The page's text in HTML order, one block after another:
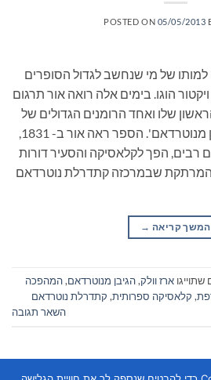
POSTED ON 05/05/2013
למותו של מי שנחשב לגדול הסופרים
הוגו. בימים אלה רואה אור תרגום
שלו ואחד הרומנים הגדולים של
רבים, הפך לקלאסיקה והסעיר דורות
המרתקת שבמרכזה קתדרלת נוטרדאם
המשך קריאה →
ארז וולק,הגיבן מנוטרדאם,המהפכה
, קלאסיקה ספרותית, קתדרלת נוטרדאם
השאר תגובה